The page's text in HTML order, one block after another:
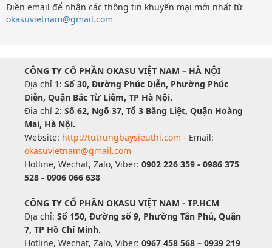
Điền email để nhận các thông tin khuyến mại mới nhất từ
okasuvietnam@gmail.com
CÔNG TY CỔ PHẦN OKASU VIỆT NAM – HÀ NỘI
Địa chỉ 1: Số 30, Đường Phúc Diễn, Phường Phúc
Diễn, Quận Bắc Từ Liêm, TP Hà Nội.
Địa chỉ 2: Số 62, Ngõ 37, Tổ 3 Bằng Liệt, Quận Hoàng
Mai, Hà Nội.
Website: http://tutrungbaysieuthi.com - Email:
okasuvietnam@gmail.com
Hotline, Wechat, Zalo, Viber: 0902 226 359 - 0986 375
528 - 0906 066 638
CÔNG TY CỔ PHẦN OKASU VIỆT NAM - TP.HCM
Địa chỉ: Số 150, Đường số 9, Phường Tân Phú, Quận
7, TP Hồ Chí Minh.
Hotline, Wechat, Zalo, Viber: 0967 458 568 – 0939 219